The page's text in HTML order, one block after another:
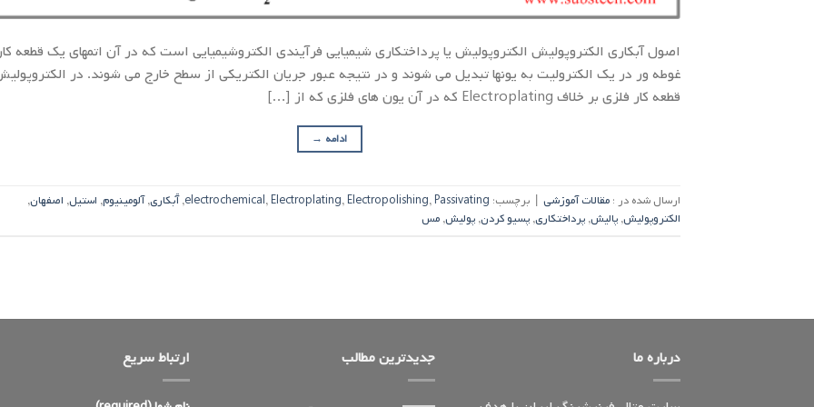
اصول آبکاری الکتروپولیش الکتروپولیش یا پرداختکاری شیمیایی فرآیندی الکتروشیمیایی است که در آن اتمهای یک قطعه
غوطه ور در یک الکترولیت به یونها تبدیل می شوند و در نتیجه عبور جریان الکتریکی از سطح خارج می شوند. در
قطعه کار فلزی بر خلاف Electroplating که در آن یون های فلزی که از […]
ادامه →
ارسال شده در : مقالات آموزشی | برچسب: electrochemical, Electroplating, Electropolishing, Passivating
,آّبکاری,آلومینیوم, استیل, اصفهان,
الکتروپولیش, پالیش, پرداختکاری, پسیو کردن, پولیش, مس
درباره ما جدیدترین مطالب ارتباط سریع